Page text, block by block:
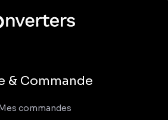
& Commande
commandes